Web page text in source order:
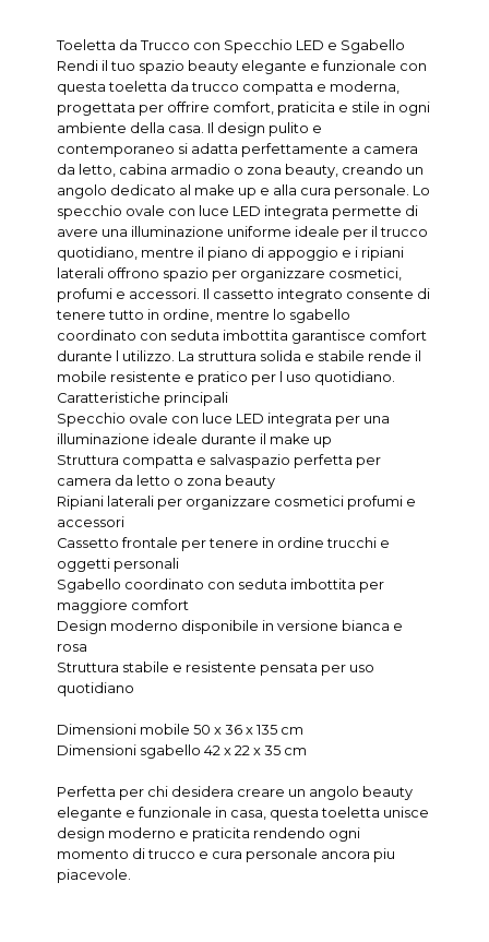
Toeletta da Trucco con Specchio LED e Sgabello
Rendi il tuo spazio beauty elegante e funzionale con
questa toeletta da trucco compatta e moderna,
progettata per offrire comfort, praticita e stile in ogni
ambiente della casa. Il design pulito e
contemporaneo si adatta perfettamente a camera
da letto, cabina armadio o zona beauty, creando un
angolo dedicato al make up e alla cura personale. Lo
specchio ovale con luce LED integrata permette di
avere una illuminazione uniforme ideale per il trucco
quotidiano, mentre il piano di appoggio e i ripiani
laterali offrono spazio per organizzare cosmetici,
profumi e accessori. Il cassetto integrato consente di
tenere tutto in ordine, mentre lo sgabello
coordinato con seduta imbottita garantisce comfort
durante l utilizzo. La struttura solida e stabile rende il
mobile resistente e pratico per l uso quotidiano.
Caratteristiche principali
Specchio ovale con luce LED integrata per una
illuminazione ideale durante il make up
Struttura compatta e salvaspazio perfetta per
camera da letto o zona beauty
Ripiani laterali per organizzare cosmetici profumi e
accessori
Cassetto frontale per tenere in ordine trucchi e
oggetti personali
Sgabello coordinato con seduta imbottita per
maggiore comfort
Design moderno disponibile in versione bianca e
rosa
Struttura stabile e resistente pensata per uso
quotidiano
Dimensioni mobile 50 x 36 x 135 cm
Dimensioni sgabello 42 x 22 x 35 cm
Perfetta per chi desidera creare un angolo beauty
elegante e funzionale in casa, questa toeletta unisce
design moderno e praticita rendendo ogni
momento di trucco e cura personale ancora piu
piacevole.